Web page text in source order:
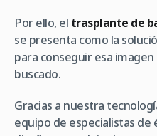
Por ello, el trasplante de
se presenta como la
para conseguir esa
buscado.
Gracias a nuestra
equipo de especialistas de